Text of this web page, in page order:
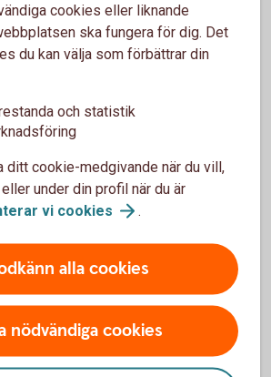
hygglig skörd, skeppar stora volymer
havet till förhållandevis låga priser.
bland annat från kinesiskt håll,
han, finnas vissa förutsättningar för ett
rally”. Det uppstår när bönderna är
avvaktar med försäljning av inlagrad
bättre priser, samtidigt som
köpa varor.
stiga med mellan 5 och 10 procent.
skäl till några stora, uthålliga
kan jag inte se, säger han.
täckningsbidraget
cookies eller liknande
ska fungera för dig. Det
du kan välja som förbättrar din
och statistik
ditt cookie-medgivande när du vill,
under din profil när du är
vi cookies .
alla cookies
nödvändiga cookies